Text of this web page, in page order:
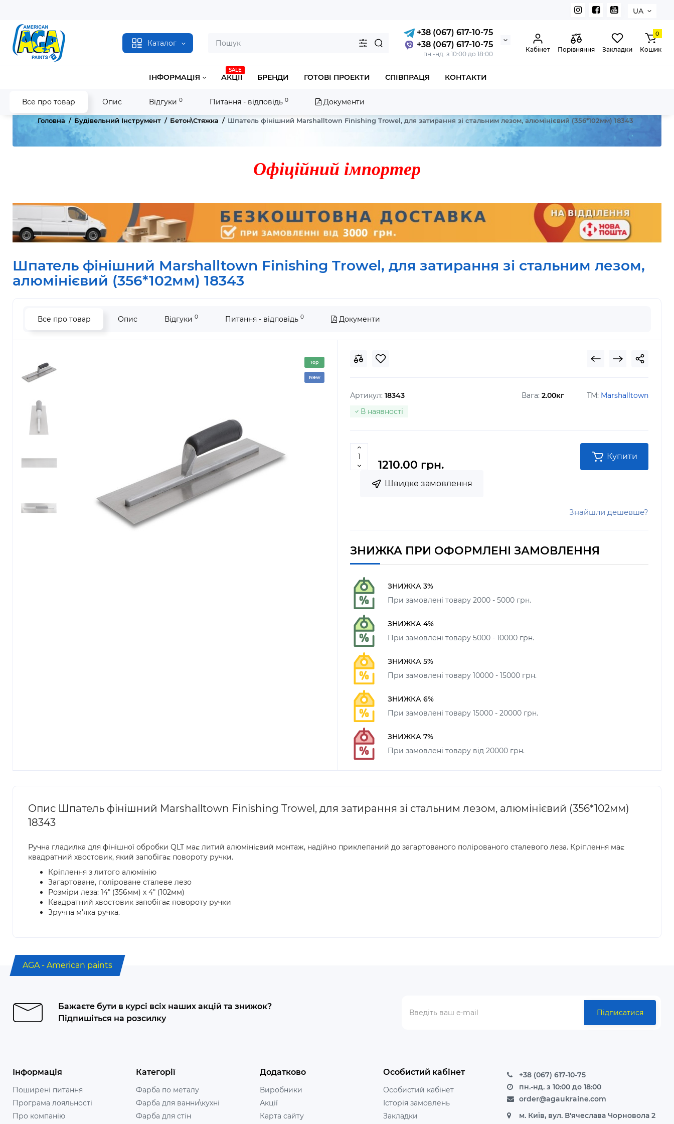
UA
Каталог
+38 (067) 617-10-75
+38 (067) 617-10-75
пн.-нд. з 10:00 до 18:00
Кабінет Порівняння Закладки
0
Кошик
ІНФОРМАЦІЯ
SALE
АКЦІЇ БРЕНДИ ГОТОВІ ПРОЕКТИ СПІВПРАЦЯ КОНТАКТИ
Все про товар Опис Відгуки 0 Питання - відповідь 0 Документи
Головна Будівельний Інструмент Бетон\стяжка Шпатель фінішний Marshalltown Finishing Trowel, для затирання зі стальним лезом, алюмінієвий (356*102мм) 18343
Офіційний імпортер
Шпатель фінішний Marshalltown Finishing Trowel, для затирання зі стальним лезом,
алюмінієвий (356*102мм) 18343
Все про товар Опис Відгуки 0 Питання - відповідь 0 Документи
Top
New
Артикул: 18343 ТМ: Marshalltown
В наявності
Вага:2.00кг
1210.00 грн.
Купити
Швидке замовлення
Знайшли дешевше?
ЗНИЖКА ПРИ ОФОРМЛЕНІ ЗАМОВЛЕННЯ
ЗНИЖКА 3%
При замовлені товару 2000 - 5000 грн.
ЗНИЖКА 4%
При замовлені товару 5000 - 10000 грн.
ЗНИЖКА 5%
При замовлені товару 10000 - 15000 грн.
ЗНИЖКА 6%
При замовлені товару 15000 - 20000 грн.
ЗНИЖКА 7%
При замовлені товару від 20000 грн.
Опис Шпатель фінішний Marshalltown Finishing Trowel, для затирання зі стальним лезом, алюмінієвий (356*102мм)
18343
Ручна гладилка для фінішної обробки QLT має литий алюмінієвий монтаж, надійно приклепаний до загартованого полірованого сталевого леза. Кріплення має
квадратний хвостовик, який запобігає повороту ручки.
Кріплення з литого алюмінію
Загартоване, поліроване сталеве лезо
Розміри леза: 14" (356мм) х 4" (102мм)
Квадратний хвостовик запобігає повороту ручки
Зручна м'яка ручка.
AGA - American paints
Бажаєте бути в курсі всіх наших акцій та знижок?
Підпишіться на розсилку
Підписатися
Інформація
Поширені питання
Програма лояльності
Про компанію
Категорії
Фарба по металу
Фарба для ванни\кухні
Фарба для стін
Додатково
Виробники
Акції
Карта сайту
Особистий кабінет
Особистий кабінет
Історія замовлень
Закладки
+38 (067) 617-10-75
пн.-нд. з 10:00 до 18:00
order@agaukraine.com
м. Київ, вул. В'ячеслава Чорновола 2